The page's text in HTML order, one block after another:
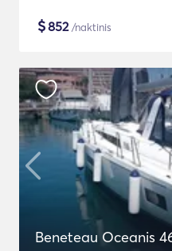
$852/naktinis
Beneteau Oceanis